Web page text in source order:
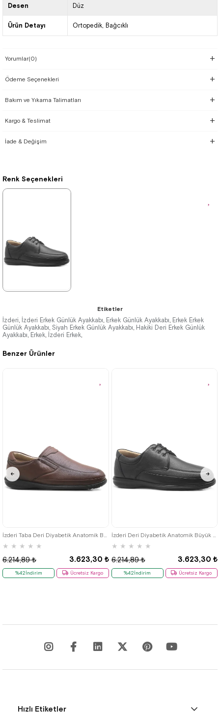
Benzer Ürünler
★ ★ ★ ★ ★
3.623,30 ₺
6.214,89 ₺
%42İndirim Ücretsiz Kargo
★ ★ ★ ★ ★
3.623,30 ₺
6.214,89 ₺
%42İndirim Ücretsiz Kargo
Desen Düz
Ürün Detayı Ortopedik Bağcıklı
Yorumlar(0)
Ödeme Seçenekleri
Bakım ve Yıkama Talimatları
Kargo & Teslimat
İade & Değişim
Renk Seçenekleri
3.623,30 ₺
6.214,89 ₺
Etiketler
İzderi, İzderi Erkek Günlük Ayakkabı, Erkek Günlük Ayakkabı, Erkek Erkek
Günlük Ayakkabı, Siyah Erkek Günlük Ayakkabı, Hakiki Deri Erkek Günlük
Ayakkabı, Erkek, İzderi Erkek,
Hızlı Etiketler